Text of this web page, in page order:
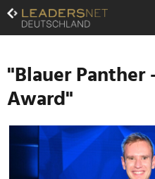
Zum
Inhalt
Zur
Navigation
Zur
Hauptnavigation
"Blauer Panther
Award"